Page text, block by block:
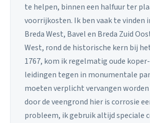
te helpen, binnen een halfuur ter
voorrijkosten. Ik ben vaak te vinden
Breda West, Bavel en Breda Zuid
West, rond de historische kern bij
1767, kom ik regelmatig oude
leidingen tegen in monumentale
moeten verplicht vervangen worden
door de veengrond hier is corrosie
probleem, ik gebruik altijd speciale